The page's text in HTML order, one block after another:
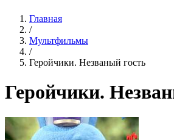
Главная
/
Мультфильмы
/
Геройчики. Незваный гость
Геройчики.